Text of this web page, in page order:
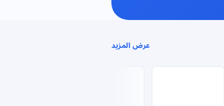
عرض المزيد